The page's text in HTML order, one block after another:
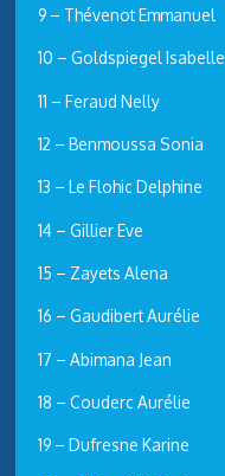
9 – Thévenot Emmanuel
10 – Goldspiegel Isabelle
11 – Feraud Nelly
12 – Benmoussa Sonia
13 – Le Flohic Delphine
14 – Gillier Eve
15 – Zayets Alena
16 – Gaudibert Aurélie
17 – Abimana Jean
18 – Couderc Aurélie
19 – Dufresne Karine